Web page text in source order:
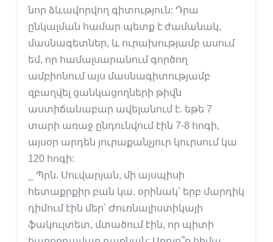
նոր ձևավորվող գիտություն: Դրա
ընկալման համար պետք է ժամանակ,
մասնագետներ, և ուրախությամբ ասում
եմ, որ համալսարանում գործող
ամբիոնում այս մասնագիտությամբ
զբաղվել ցանկացողների թիվն
աստիճանաբար ավելանում է. եթե 7
տարի առաջ ընդունվում էին 7-8 հոգի,
այսօր արդեն յուրաքանչյուր կուրսում կա
120 հոգի:
_ Պրն. Սուվարյան, մի այսպիսի
հետաքրքիր բան կա. օրինակ՝ երբ մարդիկ
դիմում էին մեր՝ Ժուռնալիստիկայի
ֆակուլտետ, մտածում էին, որ պիտի